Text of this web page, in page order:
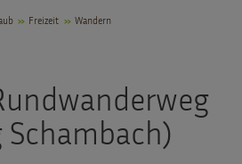
Freizeit Wandern